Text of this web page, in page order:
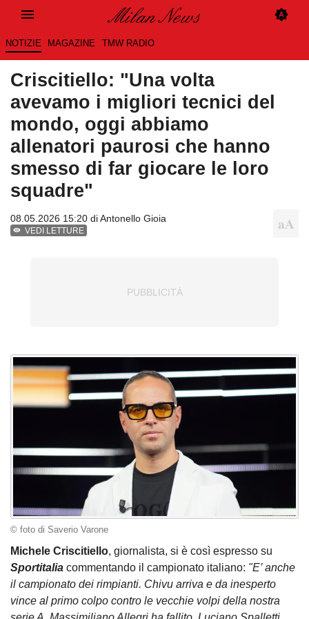
NOTIZIE MAGAZINE TMW RADIO
Criscitiello: "Una volta
avevamo i migliori tecnici del
mondo, oggi abbiamo
allenatori paurosi che hanno
smesso di far giocare le loro
squadre"
08.05.2026 15:20 diAntonello Gioia
VEDI LETTURE
© foto di Saverio Varone
Michele Criscitiello, giornalista, si è così espresso su
Sportitalia commentando il campionato italiano: "E’ anche
il campionato dei rimpianti. Chivu arriva e da inesperto
vince al primo colpo contro le vecchie volpi della nostra